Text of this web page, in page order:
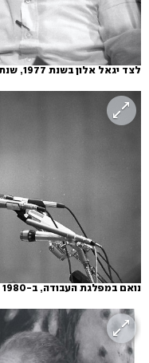
לצד יגאל אלון בשנת 1977, שנת המהפך הראשון
נואם במפלגת העבודה, ב-1980